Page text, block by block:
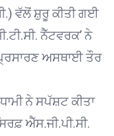
ਵੱਲੋਂ ਸ਼ੁਰੂ ਕੀਤੀ ਗਈ
ਨੈੱਟਵਰਕ’ ਨੇ
ਅਸਥਾਈ ਤੌਰ
ਨੇ ਸਪੱਸ਼ਟ ਕੀਤਾ
ਐੱਸ.ਜੀ.ਪੀ.ਸੀ.